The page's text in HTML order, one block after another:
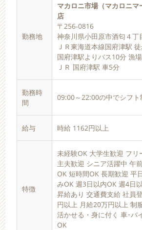
勤務地
マカロニ市場（マカロニマ
店
〒256-0816
神奈川県小田原市酒匂４丁
ＪＲ東海道本線国府津駅
国府津駅よりバス10分 漁
ＪＲ 国府津駅 車5分
勤務時
間
09:00～22:00の中でシフト
給与 時給 1162円以上
特徴
未経験OK 大学生歓迎 フリ
主夫歓迎 シニア活躍中 午
OK 短時間OK 長期歓迎 平
みOK 週3日以内OK 週4日
昇給あり 交通費支給 社員
円以上 月給20万円以上 制
活かせる・身に付く 車･バ
OK